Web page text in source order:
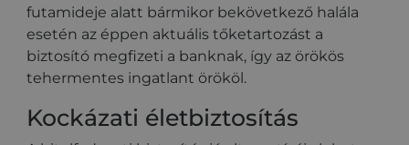
futamideje alatt bármikor bekövetkező halála
esetén az éppen aktuális tőketartozást a
biztosító megfizeti a banknak, így az örökös
tehermentes ingatlant örököl.
Kockázati életbiztosítás